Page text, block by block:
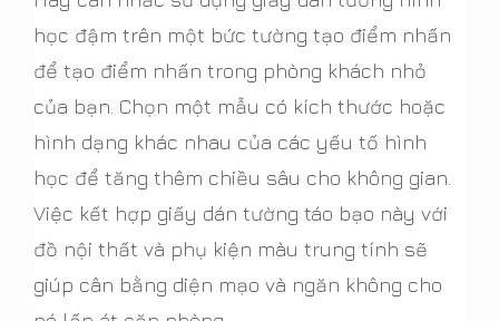
học đậm trên một bức tường tạo điểm nhấn
để tạo điểm nhấn trong phòng khách nhỏ
của bạn. Chọn một mẫu có kích thước hoặc
hình dạng khác nhau của các yếu tố hình
học để tăng thêm chiều sâu cho không gian.
Việc kết hợp giấy dán tường táo bạo này với
đồ nội thất và phụ kiện màu trung tính sẽ
giúp cân bằng diện mạo và ngăn không cho